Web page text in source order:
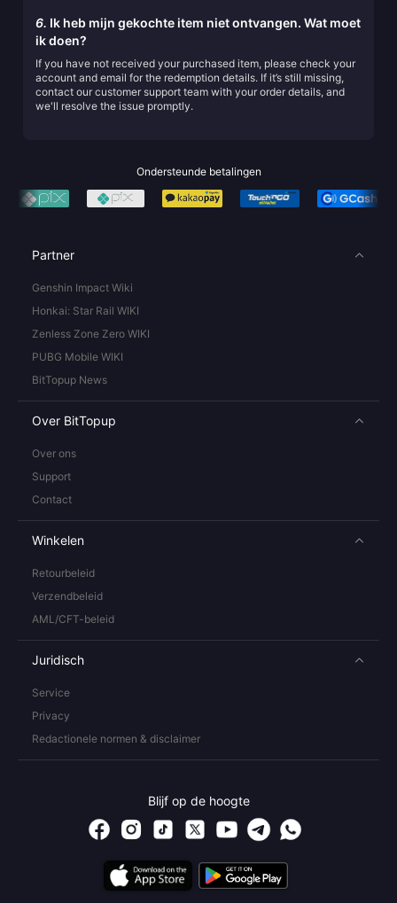
6. Ik heb mijn gekochte item niet ontvangen. Wat moet
ik doen?
If you have not received your purchased item, please check your
account and email for the redemption details. If it’s still missing,
contact our customer support team with your order details, and
we'll resolve the issue promptly.
Ondersteunde betalingen
Partner
Genshin Impact Wiki
Honkai: Star Rail WIKI
Zenless Zone Zero WIKI
PUBG Mobile WIKI
BitTopup News
Over BitTopup
Over ons
Support
Contact
Winkelen
Retourbeleid
Verzendbeleid
AML/CFT-beleid
Juridisch
Service
Privacy
Redactionele normen & disclaimer
Blijf op de hoogte